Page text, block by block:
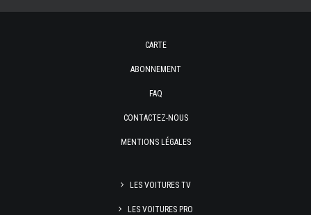
CARTE
ABONNEMENT
FAQ
CONTACTEZ-NOUS
MENTIONS LÉGALES
LES VOITURES TV
LES VOITURES PRO